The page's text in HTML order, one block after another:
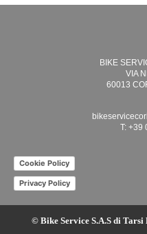
BIKE
VIA
60013
T: +39
Cookie Policy
Privacy Policy
© Bike Service S.A.S di Tarsi